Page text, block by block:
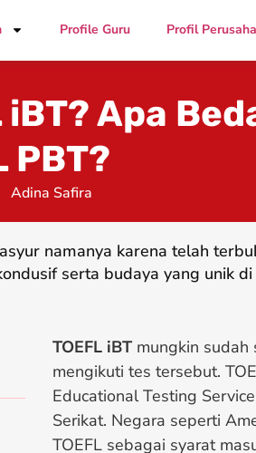
Profile Guru Profil
Apa
PBT?
Adina Safira
namanya karena telah
serta budaya yang unik
TOEFL iBT mungkin
mengikuti tes tersebut.
Educational Testing
Serikat. Negara seperti
TOEFL sebagai syarat